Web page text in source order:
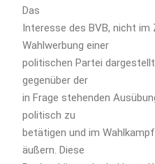
Das
Interesse des BVB, nicht
Wahlwerbung einer
politischen Partei
gegenüber der
in Frage stehenden
politisch zu
betätigen und im
äußern. Diese